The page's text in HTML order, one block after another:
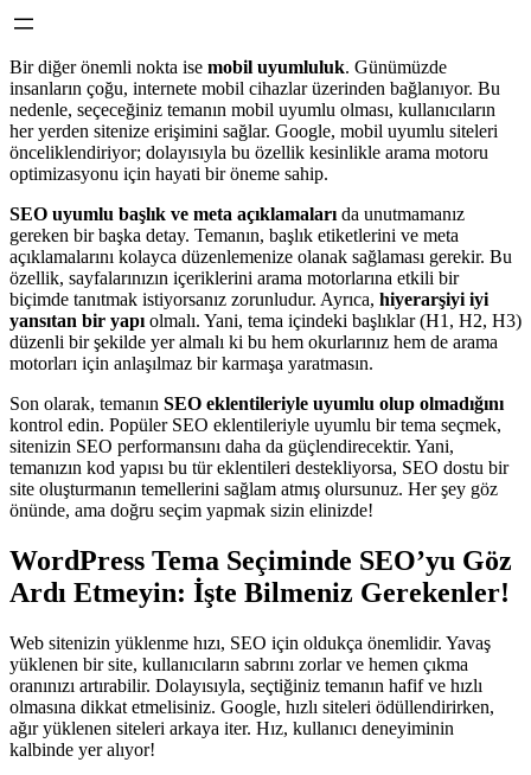
Bir diğer önemli nokta ise mobil uyumluluk. Günümüzde
insanların çoğu, internete mobil cihazlar üzerinden bağlanıyor. Bu
nedenle, seçeceğiniz temanın mobil uyumlu olması, kullanıcıların
her yerden sitenize erişimini sağlar. Google, mobil uyumlu siteleri
önceliklendiriyor; dolayısıyla bu özellik kesinlikle arama motoru
optimizasyonu için hayati bir öneme sahip.
SEO uyumlu başlık ve meta açıklamaları da unutmamanız
gereken bir başka detay. Temanın, başlık etiketlerini ve meta
açıklamalarını kolayca düzenlemenize olanak sağlaması gerekir. Bu
özellik, sayfalarınızın içeriklerini arama motorlarına etkili bir
biçimde tanıtmak istiyorsanız zorunludur. Ayrıca, hiyerarşiyi iyi
yansıtan bir yapı olmalı. Yani, tema içindeki başlıklar (H1, H2, H3)
düzenli bir şekilde yer almalı ki bu hem okurlarınız hem de arama
motorları için anlaşılmaz bir karmaşa yaratmasın.
Son olarak, temanın SEO eklentileriyle uyumlu olup olmadığını
kontrol edin. Popüler SEO eklentileriyle uyumlu bir tema seçmek,
sitenizin SEO performansını daha da güçlendirecektir. Yani,
temanızın kod yapısı bu tür eklentileri destekliyorsa, SEO dostu bir
site oluşturmanın temellerini sağlam atmış olursunuz. Her şey göz
önünde, ama doğru seçim yapmak sizin elinizde!
WordPress Tema Seçiminde SEO’yu Göz
Ardı Etmeyin: İşte Bilmeniz Gerekenler!
Web sitenizin yüklenme hızı, SEO için oldukça önemlidir. Yavaş
yüklenen bir site, kullanıcıların sabrını zorlar ve hemen çıkma
oranınızı artırabilir. Dolayısıyla, seçtiğiniz temanın hafif ve hızlı
olmasına dikkat etmelisiniz. Google, hızlı siteleri ödüllendirirken,
ağır yüklenen siteleri arkaya iter. Hız, kullanıcı deneyiminin
kalbinde yer alıyor!